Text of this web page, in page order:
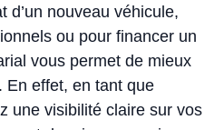
d’un nouveau véhicule,
ou pour financer un
vous permet de mieux
En effet, en tant que
une visibilité claire sur vos